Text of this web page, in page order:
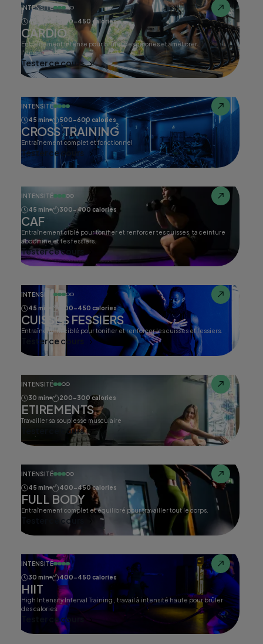
INTENSITÉ
45 min
400-450 calories
CARDIO
Entraînement intense pour brûler des calories et améliorer
l'endurance.
Tester ce cours
INTENSITÉ
45 min
500-600 calories
CROSS TRAINING
Entraînement complet et fonctionnel
Tester ce cours
INTENSITÉ
45 min
300-400 calories
CAF
Entraînement ciblé pour tonifier et renforcer tes cuisses, ta ceinture
abdomine et tes fessiers.
Tester ce cours
INTENSITÉ
45 min
400-450 calories
CUISSES FESSIERS
Entraînement ciblé pour tonifier et renforcer les cuisses et fessiers.
Tester ce cours
INTENSITÉ
30 min
200-300 calories
ETIREMENTS
Travailler sa souplesse musculaire
Tester ce cours
INTENSITÉ
45 min
400-450 calories
FULL BODY
Entraînement complet et équilibré pour travailler tout le corps.
Tester ce cours
INTENSITÉ
30 min
400-450 calories
HIIT
High Intensity Interval Training , travail à intensité haute pour brûler
des calories.
Tester ce cours